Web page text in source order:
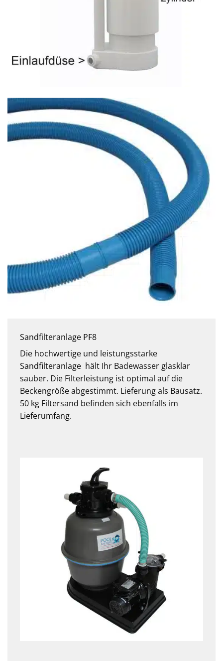
Sandfilteranlage PF8
Die hochwertige und leistungsstarke
Sandfilteranlage hält Ihr Badewasser glasklar
sauber. Die Filterleistung ist optimal auf die
Beckengröße abgestimmt. Lieferung als Bausatz.
50 kg Filtersand befinden sich ebenfalls im
Lieferumfang.